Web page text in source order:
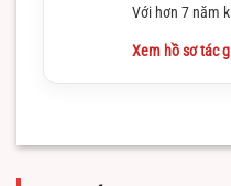
Với hơn 7 năm
trong lĩnh vực
Xem hồ sơ tác